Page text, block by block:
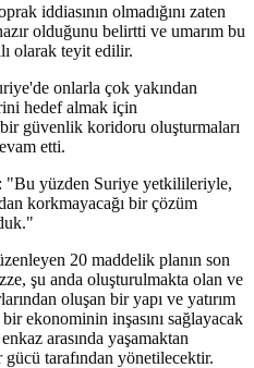
iddiasının olmadığını zaten
olduğunu belirtti ve umarım bu
olarak teyit edilir.
onlarla çok yakından
hedef almak için
güvenlik koridoru oluşturmaları
etti.
"Bu yüzden Suriye yetkilileriyle,
korkmayacağı bir çözüm
20 maddelik planın son
şu anda oluşturulmakta olan ve
oluşan bir yapı ve yatırım
ekonominin inşasını sağlayacak
arasında yaşamaktan
tarafından yönetilecektir.